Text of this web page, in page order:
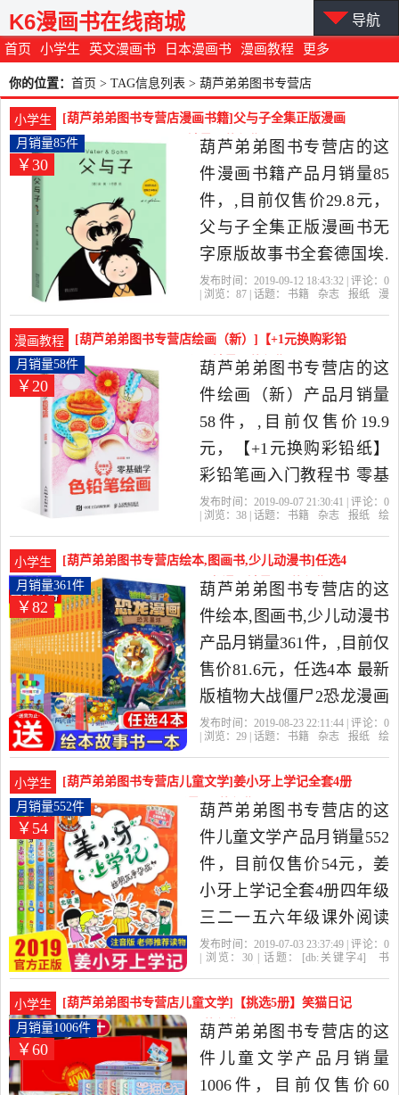
首页 小学生 英文漫画书 日本漫画书 漫画教程 更多
K6漫画书在线商城 导航
你的位置： 首页 > TAG信息列表 > 葫芦弟弟图书专营店
小学生
[葫芦弟弟图书专营店漫画书籍]父与子全集正版漫画
书无字原版故事书全月销量85件仅售29.8元
￥30
月销量85件
葫芦弟弟图书专营店的这
件漫画书籍产品月销量85
件，,目前仅售价29.8元，
父与子全集正版漫画书无
字原版故事书全套德国埃.
奥.卜劳恩著10-11-12岁2-3-
外阅读书籍儿童少儿图书
是2019年葫芦弟弟图书专
营店精选书籍,杂志,报纸当
中性价比很高的漫画书
籍，由福建 福州发货。
发布时间：2019-09-12 18:43:32 | 评论： 0
| 浏览： 87 | 话题： 书籍 杂志 报纸
漫
漫画教程
[葫芦弟弟图书专营店绘画（新）]【+1元换购彩铅
纸】彩铅笔画入门教程月销量58件仅售19.9元
￥20
月销量58件
葫芦弟弟图书专营店的这
件绘画（新）产品月销量
58件，,目前仅售价19.9
元，【+1元换购彩铅纸】
彩铅笔画入门教程书 零基
础学色铅笔绘画 彩铅画入
书涂色成人简笔画动漫画
学画画绘画书是2019年葫
芦弟弟图书专营店精选书
籍,杂志,报纸当中性价比很
高的绘画（新），由福建
福州发货。
发布时间：2019-09-07 21:30:41 | 评论： 0
| 浏览： 38 | 话题： 书籍 杂志 报纸
绘
小学生
[葫芦弟弟图书专营店绘本,图画书,少儿动漫书]任选4
本 最新版植物大战僵尸2恐龙漫月销量361件仅售81.6
元
￥82
月销量361件
葫芦弟弟图书专营店的这
件绘本,图画书,少儿动漫书
产品月销量361件，,目前仅
售价81.6元，任选4本 最新
版植物大战僵尸2恐龙漫画
全套31册儿童漫画书3-4-5-
画故事书卡通动漫图书三
四五六儿童书籍是2019年
葫芦弟弟图书专营店精选
书籍,杂志,报纸当中性价比
很高的绘本,图画书,少儿动
漫书，由福建 福州发货。
发布时间：2019-08-23 22:11:44 | 评论： 0
| 浏览： 29 | 话题： 书籍 杂志 报纸
绘
小学生
[葫芦弟弟图书专营店儿童文学]姜小牙上学记全套4册
四年级三二一五六月销量552件仅售54元
￥54
月销量552件
葫芦弟弟图书专营店的这
件儿童文学产品月销量552
件，目前仅售价54元，姜
小牙上学记全套4册四年级
三二一五六年级课外阅读
阅读儿童故事书班主任推
岁米小圈上学记五年级漫
画书籍是2019年葫芦弟弟
图书专营店精选书籍,杂志,
报纸当中性价比很高的儿
发布时间：2019-07-03 23:37:49 | 评论： 0
| 浏览：30 | 话题： [db:关键字4]
书
小学生
[葫芦弟弟图书专营店儿童文学]【挑选5册】笑猫日记
全套25册 第一月销量1006件仅售60元
￥60
月销量1006件
葫芦弟弟图书专营店的这
件儿童文学产品月销量
1006件，目前仅售价60